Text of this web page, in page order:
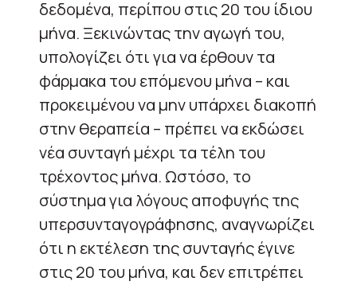
δεδομένα, περίπου στις 20 του ίδιου
μήνα. Ξεκινώντας την αγωγή του,
υπολογίζει ότι για να έρθουν τα
φάρμακα του επόμενου μήνα – και
προκειμένου να μην υπάρχει διακοπή
στην θεραπεία – πρέπει να εκδώσει
νέα συνταγή μέχρι τα τέλη του
τρέχοντος μήνα. Ωστόσο, το
σύστημα για λόγους αποφυγής της
υπερσυνταγογράφησης, αναγνωρίζει
ότι η εκτέλεση της συνταγής έγινε
στις 20 του μήνα, και δεν επιτρέπει